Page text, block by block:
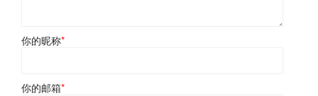
你的昵称*
你的邮箱*